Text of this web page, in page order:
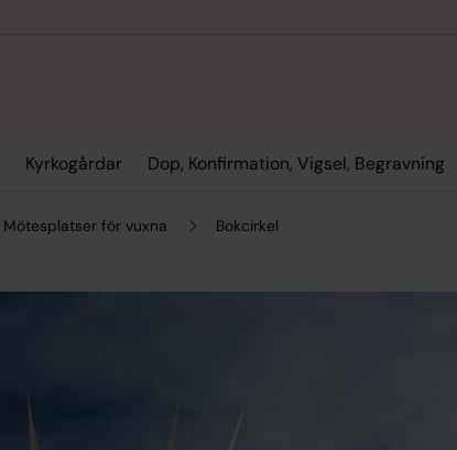
Kyrkogårdar Dop, Konfirmation, Vigsel, Begravning
Mötesplatser för vuxna Bokcirkel